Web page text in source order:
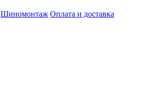
Шиномонтаж Оплата и доставка